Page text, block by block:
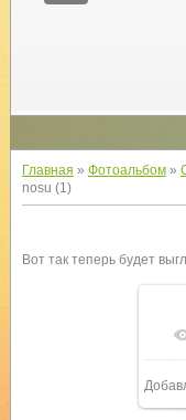
Главная » Фотоальбом»
nosu (1)
Вот так теперь будет